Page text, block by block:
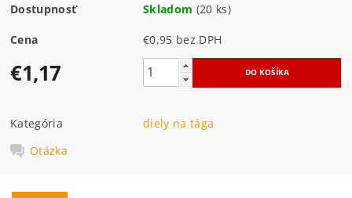
Dostupnosť Skladom (20 ks)
Cena €0,95 bez DPH
€1,17
Kategória
diely na tága
Otázka